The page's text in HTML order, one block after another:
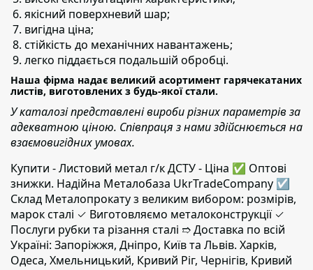
якісний поверхневий шар;
вигідна ціна;
стійкість до механічних навантажень;
легко піддається подальшій обробці.
Наша фірма надає великий асортимент гарячекатаних
листів, виготовлених з будь-якої стали.
У каталозі представлені вироби різних параметрів за
адекватною ціною. Співпраця з нами здійснюється на
взаємовигідних умовах.
Купити - Листовий метал г/к ДСТУ - Ціна ✅️ Оптові
знижки. Надійна Металобаза UkrTradeCompany ☑
Склад Металопрокату з великим вибором: розмірів,
марок сталі ✓ Виготовляємо металоконструкції ✓
Послуги рубки та різання сталі ➱ Доставка по всій
Україні: Запоріжжя, Дніпро, Київ та Львів. Харків,
Одеса, Хмельницький, Кривий Ріг, Чернігів, Кривий